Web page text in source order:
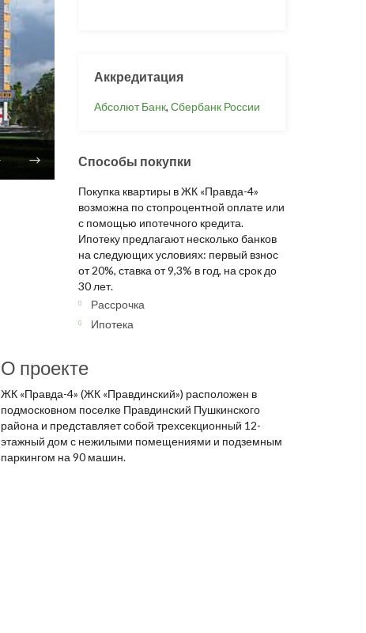
Аккредитация
Абсолют Банк, Сбербанк России
Способы покупки
Покупка квартиры в ЖК «Правда-4»
возможна по стопроцентной оплате или
с помощью ипотечного кредита.
Ипотеку предлагают несколько банков
на следующих условиях: первый взнос
от 20%, ставка от 9,3% в год, на срок до
30 лет.
Рассрочка
Ипотека
О проекте
ЖК «Правда-4» (ЖК «Правдинский») расположен в
подмосковном поселке Правдинский Пушкинского
района и представляет собой трехсекционный 12-
этажный дом с нежилыми помещениями и подземным
паркингом на 90 машин.